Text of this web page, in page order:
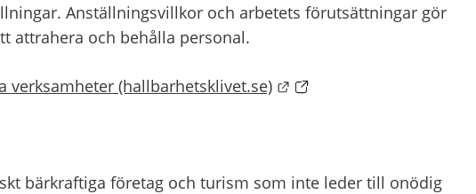
Anställningsvillkor och arbetets förutsättningar gör
attrahera och behålla personal.
(hallbarhetsklivet.se) Länk till annan webbplats.
bärkraftiga företag och turism som inte leder till onödig